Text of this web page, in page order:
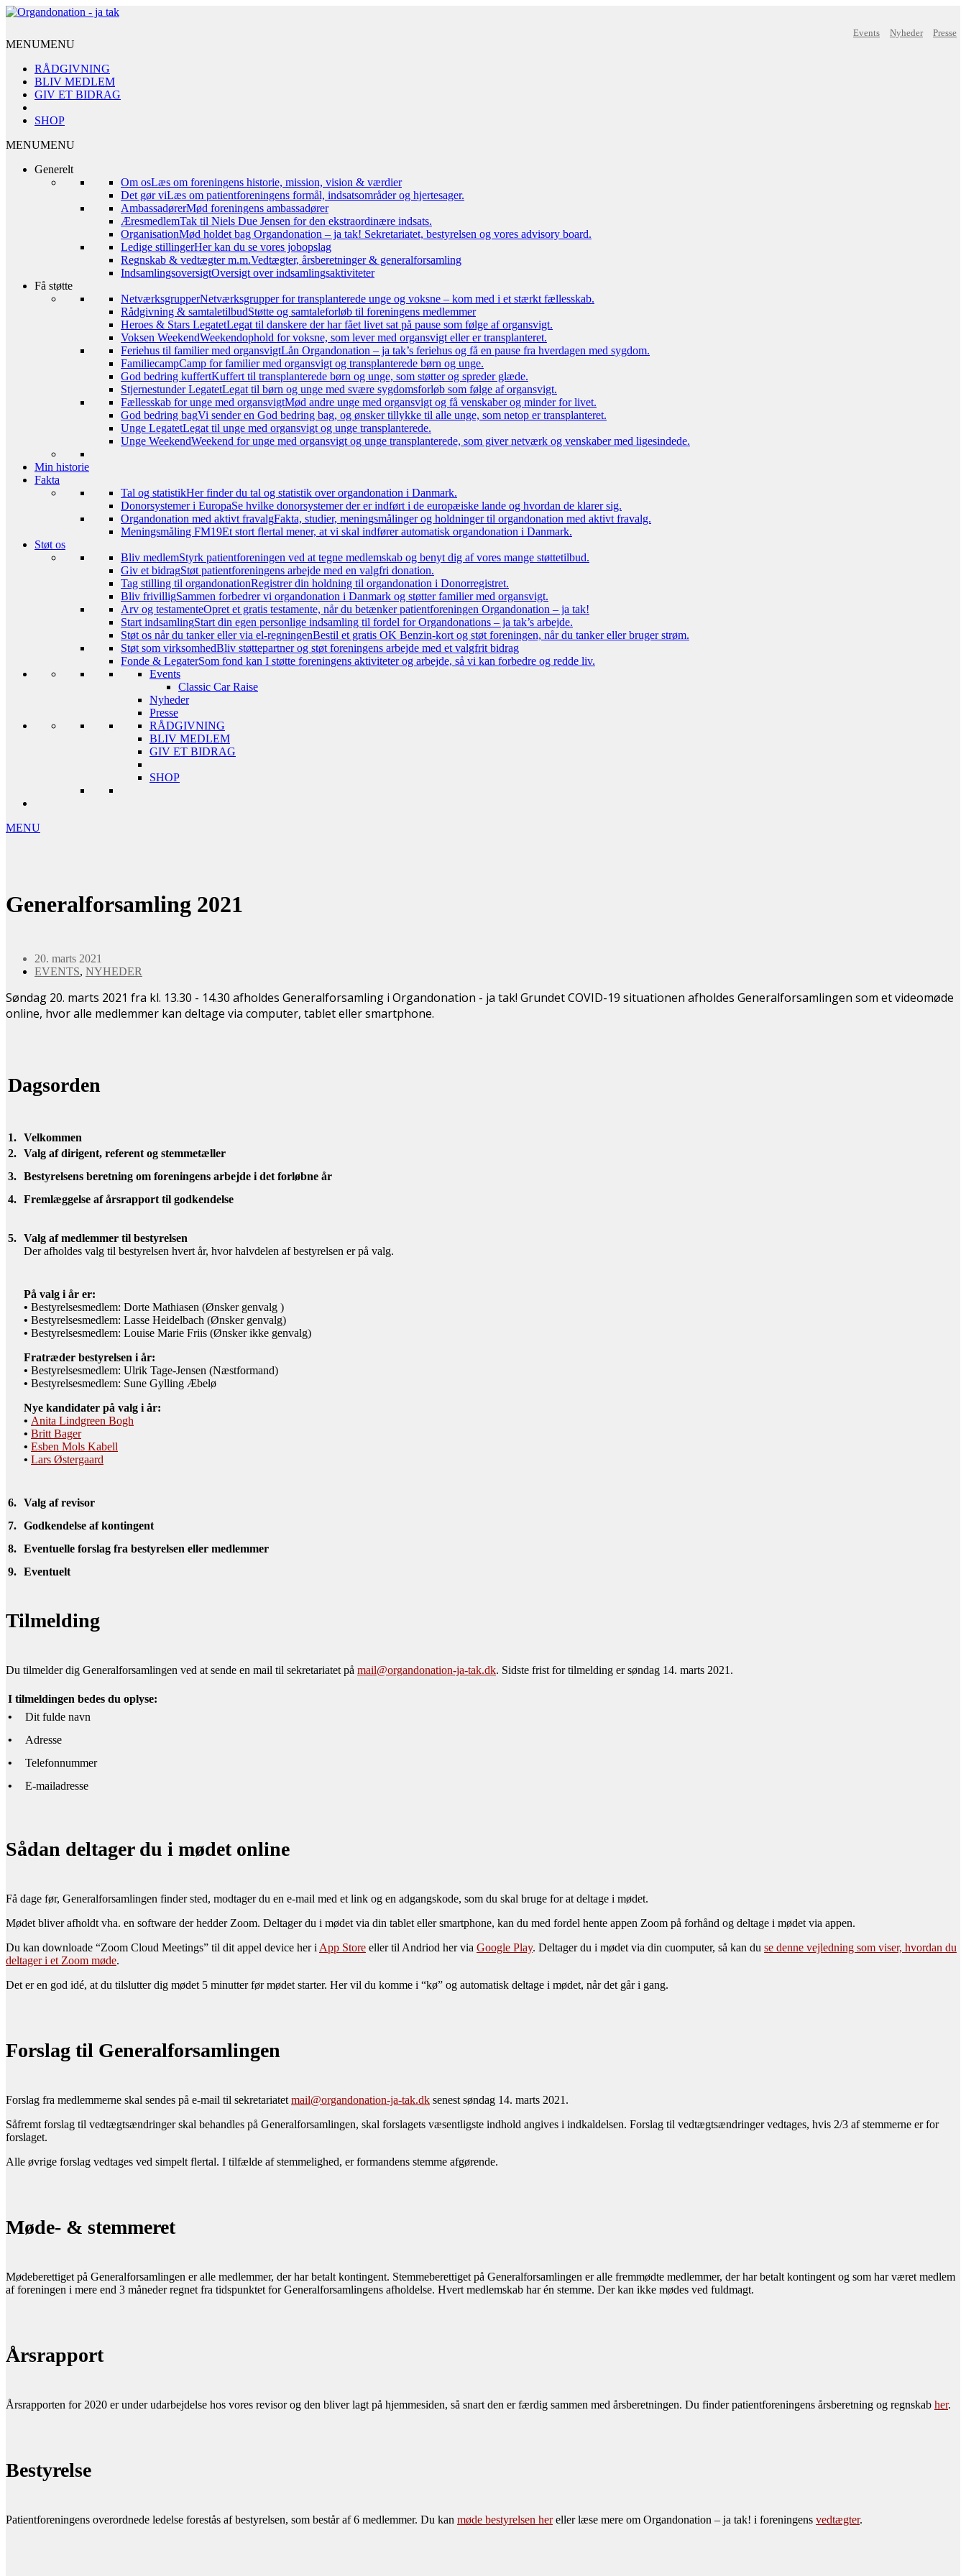
Events Nyheder Presse
MENUMENU
RÅDGIVNING
BLIV MEDLEM
GIV ET BIDRAG
SHOP
MENUMENU
Generelt
Om osLæs om foreningens historie, mission, vision & værdier
Det gør viLæs om patientforeningens formål, indsatsområder og hjertesager.
AmbassadørerMød foreningens ambassadører
ÆresmedlemTak til Niels Due Jensen for den ekstraordinære indsats.
OrganisationMød holdet bag Organdonation – ja tak! Sekretariatet, bestyrelsen og vores advisory board.
Ledige stillingerHer kan du se vores jobopslag
Regnskab & vedtægter m.m.Vedtægter, årsberetninger & generalforsamling
IndsamlingsoversigtOversigt over indsamlingsaktiviteter
Få støtte
NetværksgrupperNetværksgrupper for transplanterede unge og voksne – kom med i et stærkt fællesskab.
Rådgivning & samtaletilbudStøtte og samtaleforløb til foreningens medlemmer
Heroes & Stars LegatetLegat til danskere der har fået livet sat på pause som følge af organsvigt.
Voksen WeekendWeekendophold for voksne, som lever med organsvigt eller er transplanteret.
Feriehus til familier med organsvigtLån Organdonation – ja tak’s feriehus og få en pause fra hverdagen med sygdom.
FamiliecampCamp for familier med organsvigt og transplanterede børn og unge.
God bedring kuffertKuffert til transplanterede børn og unge, som støtter og spreder glæde.
Stjernestunder LegatetLegat til børn og unge med svære sygdomsforløb som følge af organsvigt.
Fællesskab for unge med organsvigtMød andre unge med organsvigt og få venskaber og minder for livet.
God bedring bagVi sender en God bedring bag, og ønsker tillykke til alle unge, som netop er transplanteret.
Unge LegatetLegat til unge med organsvigt og unge transplanterede.
Unge WeekendWeekend for unge med organsvigt og unge transplanterede, som giver netværk og venskaber med ligesindede.
Min historie
Fakta
Tal og statistikHer finder du tal og statistik over organdonation i Danmark.
Donorsystemer i EuropaSe hvilke donorsystemer der er indført i de europæiske lande og hvordan de klarer sig.
Organdonation med aktivt fravalgFakta, studier, meningsmålinger og holdninger til organdonation med aktivt fravalg.
Meningsmåling FM19Et stort flertal mener, at vi skal indfører automatisk organdonation i Danmark.
Støt os
Bliv medlemStyrk patientforeningen ved at tegne medlemskab og benyt dig af vores mange støttetilbud.
Giv et bidragStøt patientforeningens arbejde med en valgfri donation.
Tag stilling til organdonationRegistrer din holdning til organdonation i Donorregistret.
Bliv frivilligSammen forbedrer vi organdonation i Danmark og støtter familier med organsvigt.
Arv og testamenteOpret et gratis testamente, når du betænker patientforeningen Organdonation – ja tak!
Start indsamlingStart din egen personlige indsamling til fordel for Organdonations – ja tak’s arbejde.
Støt os når du tanker eller via el-regningenBestil et gratis OK Benzin-kort og støt foreningen, når du tanker eller bruger strøm.
Støt som virksomhedBliv støttepartner og støt foreningens arbejde med et valgfrit bidrag
Fonde & LegaterSom fond kan I støtte foreningens aktiviteter og arbejde, så vi kan forbedre og redde liv.
Events
Classic Car Raise
Nyheder
Presse
RÅDGIVNING
BLIV MEDLEM
GIV ET BIDRAG
SHOP
MENU
Generalforsamling 2021
20. marts 2021
EVENTS, NYHEDER
Søndag 20. marts 2021 fra kl. 13.30 - 14.30 afholdes Generalforsamling i Organdonation - ja tak! Grundet COVID-19 situationen afholdes Generalforsamlingen som et videomøde
online, hvor alle medlemmer kan deltage via computer, tablet eller smartphone.
Dagsorden
1. Velkommen
2. Valg af dirigent, referent og stemmetæller
3. Bestyrelsens beretning om foreningens arbejde i det forløbne år
4. Fremlæggelse af årsrapport til godkendelse
5. Valg af medlemmer til bestyrelsen
Der afholdes valg til bestyrelsen hvert år, hvor halvdelen af bestyrelsen er på valg.
På valg i år er:
• Bestyrelsesmedlem: Dorte Mathiasen (Ønsker genvalg )
• Bestyrelsesmedlem: Lasse Heidelbach (Ønsker genvalg)
• Bestyrelsesmedlem: Louise Marie Friis (Ønsker ikke genvalg)
Fratræder bestyrelsen i år:
• Bestyrelsesmedlem: Ulrik Tage-Jensen (Næstformand)
• Bestyrelsesmedlem: Sune Gylling Æbelø
Nye kandidater på valg i år:
• Anita Lindgreen Bogh
• Britt Bager
• Esben Mols Kabell
• Lars Østergaard
6. Valg af revisor
7. Godkendelse af kontingent
8. Eventuelle forslag fra bestyrelsen eller medlemmer
9. Eventuelt
Tilmelding
Du tilmelder dig Generalforsamlingen ved at sende en mail til sekretariatet på mail@organdonation-ja-tak.dk. Sidste frist for tilmelding er søndag 14. marts 2021.
I tilmeldingen bedes du oplyse:
•
Dit fulde navn
•
Adresse
•
Telefonnummer
•
E-mailadresse
Sådan deltager du i mødet online
Få dage før, Generalforsamlingen finder sted, modtager du en e-mail med et link og en adgangskode, som du skal bruge for at deltage i mødet.
Mødet bliver afholdt vha. en software der hedder Zoom. Deltager du i mødet via din tablet eller smartphone, kan du med fordel hente appen Zoom på forhånd og deltage i mødet via appen.
Du kan downloade “Zoom Cloud Meetings” til dit appel device her i App Store eller til Andriod her via Google Play. Deltager du i mødet via din cuomputer, så kan du se denne vejledning som viser, hvordan du
deltager i et Zoom møde.
Det er en god idé, at du tilslutter dig mødet 5 minutter før mødet starter. Her vil du komme i “kø” og automatisk deltage i mødet, når det går i gang.
Forslag til Generalforsamlingen
Forslag fra medlemmerne skal sendes på e-mail til sekretariatet mail@organdonation-ja-tak.dk senest søndag 14. marts 2021.
Såfremt forslag til vedtægtsændringer skal behandles på Generalforsamlingen, skal forslagets væsentligste indhold angives i indkaldelsen. Forslag til vedtægtsændringer vedtages, hvis 2/3 af stemmerne er for
forslaget.
Alle øvrige forslag vedtages ved simpelt flertal. I tilfælde af stemmelighed, er formandens stemme afgørende.
Møde- & stemmeret
Mødeberettiget på Generalforsamlingen er alle medlemmer, der har betalt kontingent. Stemmeberettiget på Generalforsamlingen er alle fremmødte medlemmer, der har betalt kontingent og som har været medlem
af foreningen i mere end 3 måneder regnet fra tidspunktet for Generalforsamlingens afholdelse. Hvert medlemskab har én stemme. Der kan ikke mødes ved fuldmagt.
Årsrapport
Årsrapporten for 2020 er under udarbejdelse hos vores revisor og den bliver lagt på hjemmesiden, så snart den er færdig sammen med årsberetningen. Du finder patientforeningens årsberetning og regnskab her.
Bestyrelse
Patientforeningens overordnede ledelse forestås af bestyrelsen, som består af 6 medlemmer. Du kan møde bestyrelsen hereller læse mere om Organdonation – ja tak! i foreningens vedtægter.